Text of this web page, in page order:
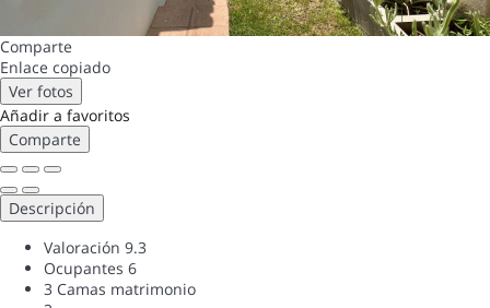
Comparte
Enlace copiado
Ver fotos
Añadir a favoritos
Comparte
Descripción
Valoración 9.3
Ocupantes 6
3 Camas matrimonio